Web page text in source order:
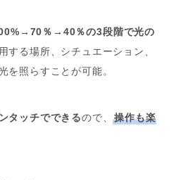
％→40％の3段階で光の
する場所、シチュエーション、
を照らすことが可能。
タッチでできるので、操作も楽